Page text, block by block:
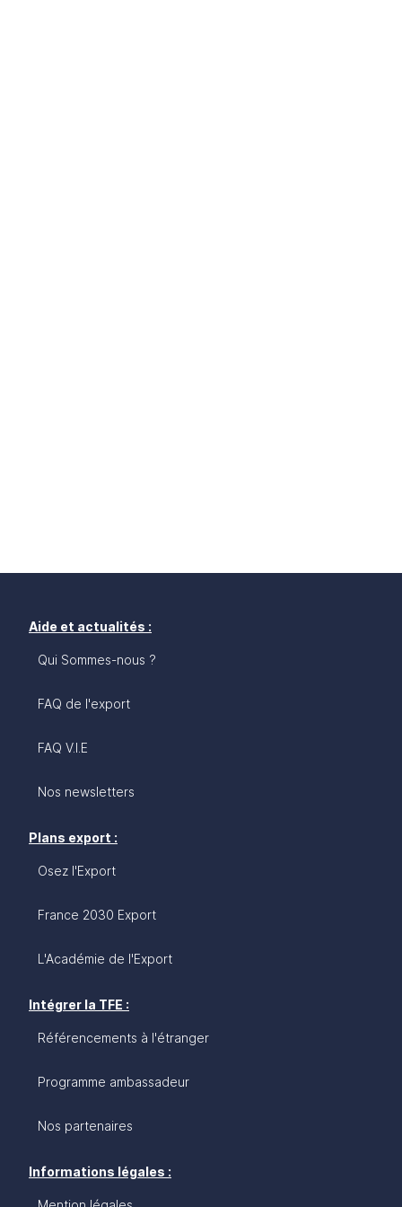
Aide et actualités :
Qui Sommes-nous ?
FAQ de l'export
FAQ V.I.E
Nos newsletters
Plans export :
Osez l'Export
France 2030 Export
L'Académie de l'Export
Intégrer la TFE :
Référencements à l'étranger
Programme ambassadeur
Nos partenaires
Informations légales :